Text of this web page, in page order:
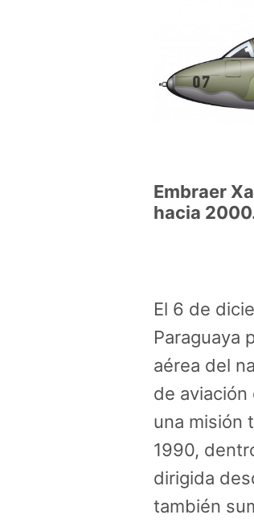
Embraer
hacia
El 6 de
Paraguaya
aérea del
de aviación
una misión
1990,
dirigida
también